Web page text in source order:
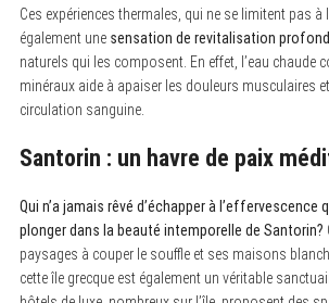
Ces expériences thermales, qui ne se limitent pas
également une sensation de revitalisation
naturels qui les composent. En effet, l’eau chaude
minéraux aide à apaiser les douleurs musculaires
circulation sanguine.
Santorin : un havre de paix
Qui n’a jamais rêvé d’échapper à l’effervescence
plonger dans la beauté intemporelle de Santorin?
paysages à couper le souffle et ses maisons
cette île grecque est également un véritable